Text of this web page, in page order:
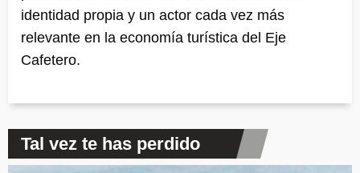
identidad propia y un actor cada vez más
relevante en la economía turística del Eje
Cafetero.
Tal vez te has perdido